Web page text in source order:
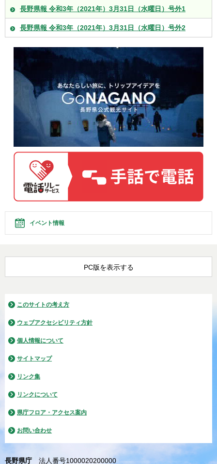
長野県報 令和3年（2021年）3月31日（水曜日）号外1
長野県報 令和3年（2021年）3月31日（水曜日）号外2
イベント情報
PC版を表示する
このサイトの考え方
ウェブアクセシビリティ方針
個人情報について
サイトマップ
リンク集
リンクについて
県庁フロア・アクセス案内
お問い合わせ
長野県庁 法人番号1000020200000